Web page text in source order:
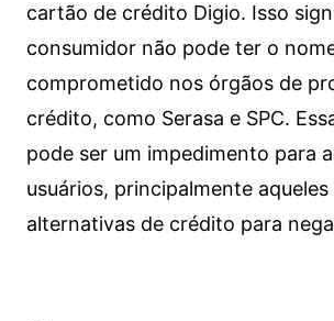
cartão de crédito Digio. Isso
consumidor não pode ter o
comprometido nos órgãos de
crédito, como Serasa e SPC.
pode ser um impedimento para
usuários, principalmente aqueles
alternativas de crédito para